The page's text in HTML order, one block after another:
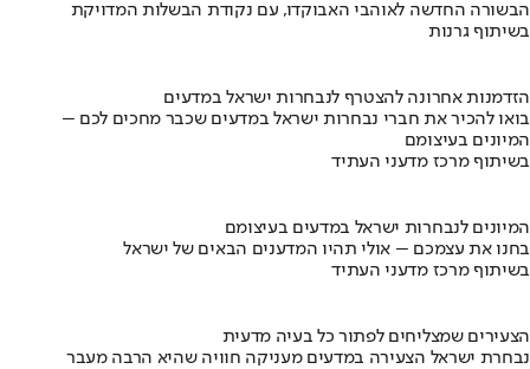
הבשורה החדשה לאוהבי האבוקדו, עם נקודת הבשלות המדויקת
בשיתוף גרנות
הזדמנות אחרונה להצטרף לנבחרות ישראל במדעים
בואו להכיר את חברי נבחרות ישראל במדעים שכבר מחכים לכם –
המיונים בעיצומם
בשיתוף מרכז מדעני העתיד
המיונים לנבחרות ישראל במדעים בעיצומם
בחנו את עצמכם – אולי תהיו המדענים הבאים של ישראל
בשיתוף מרכז מדעני העתיד
הצעירים שמצליחים לפתור כל בעיה מדעית
נבחרת ישראל הצעירה במדעים מעניקה חוויה שהיא הרבה מעבר